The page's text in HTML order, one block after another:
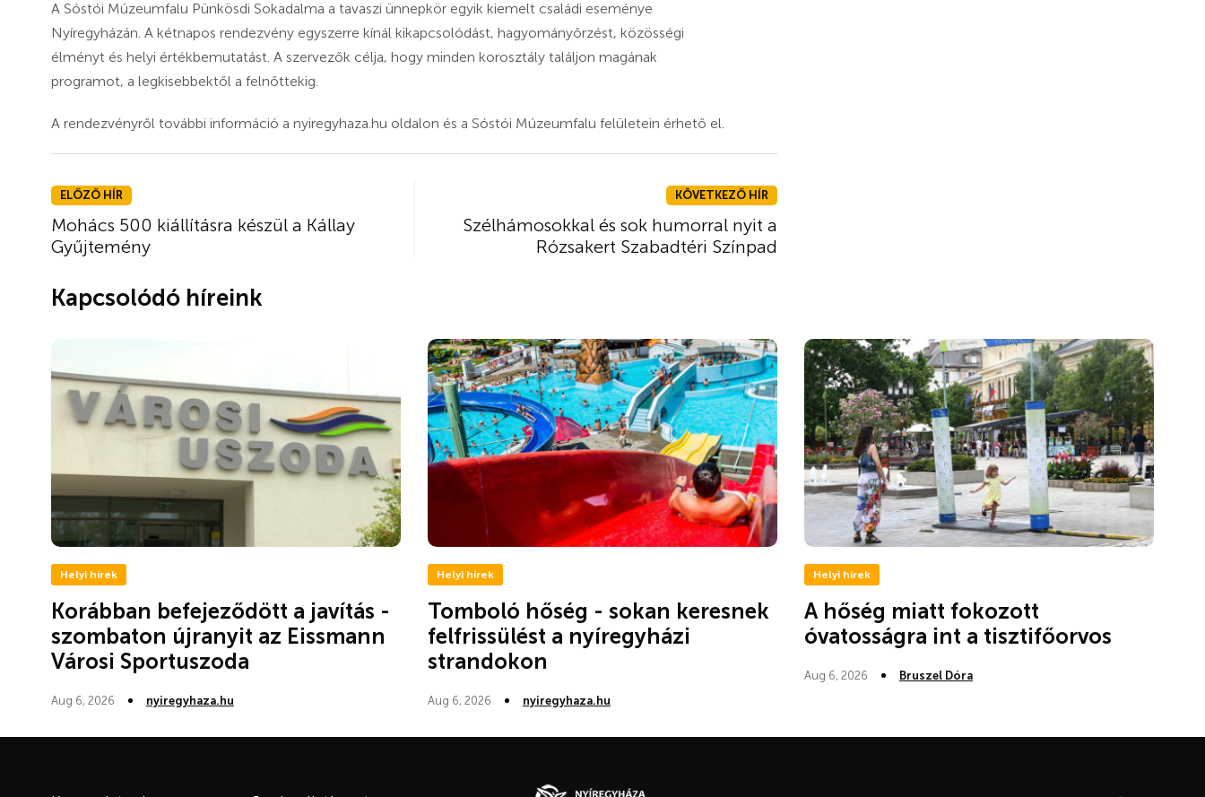
A Sóstói Múzeumfalu Pünkösdi Sokadalma a tavaszi ünnepkör egyik kiemelt családi eseménye
Nyíregyházán. A kétnapos rendezvény egyszerre kínál kikapcsolódást, hagyományőrzést, közösségi
élményt és helyi értékbemutatást. A szervezők célja, hogy minden korosztály találjon magának
programot, a legkisebbektől a felnőttekig.
A rendezvényről további információ a nyiregyhaza.hu oldalon és a Sóstói Múzeumfalu felületein érhető el.
ELŐZŐ HÍR
Mohács 500 kiállításra készül a Kállay
Gyűjtemény
KÖVETKEZŐ HÍR
Szélhámosokkal és sok humorral nyit a
Rózsakert Szabadtéri Színpad
Kapcsolódó híreink
Helyi hírek
Korábban befejeződött a javítás -
szombaton újranyit az Eissmann
Városi Sportuszoda
Aug 6, 2026 nyiregyhaza.hu
Helyi hírek
Tomboló hőség - sokan keresnek
felfrissülést a nyíregyházi
strandokon
Aug 6, 2026 nyiregyhaza.hu
Helyi hírek
A hőség miatt fokozott
óvatosságra int a tisztifőorvos
Aug 6, 2026 Bruszel Dóra